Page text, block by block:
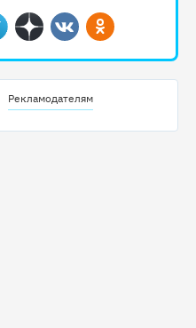
ДзенВконтактеОдноклассники
Рекламодателям